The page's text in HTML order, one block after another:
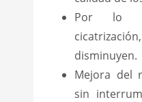
Por lo
disminuyen.
Mejora del
sin